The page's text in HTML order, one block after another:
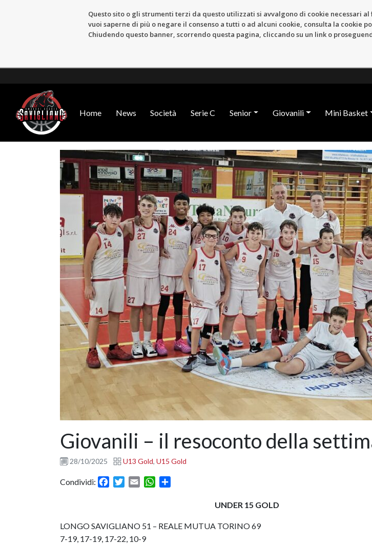
Questo sito o gli strumenti terzi da questo utilizzati si avvalgono di cookie necessari
vuoi saperne di più o negare il consenso a tutti o ad alcuni cookie, consulta la cookie
Chiudendo questo banner, scorrendo questa pagina, cliccando su un link o
Home News Società Serie C Senior Giovanili Mini Basket
Giovanili – il resoconto della
28/10/2025 U13 Gold, U15 Gold
Condividi: FacebookTwitter
Email WhatsApp
UNDER 15 GOLD
LONGO SAVIGLIANO 51 – REALE MUTUA TORINO 69
7-19, 17-19, 17-22, 10-9